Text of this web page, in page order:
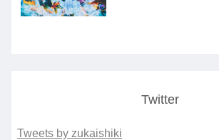
Twitter
Tweets by zukaishiki